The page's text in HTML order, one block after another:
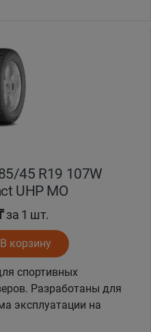
45 R19 107W
UHP MO
за 1 шт.
В корзину
спортивных
Разработаны для
эксплуатации на